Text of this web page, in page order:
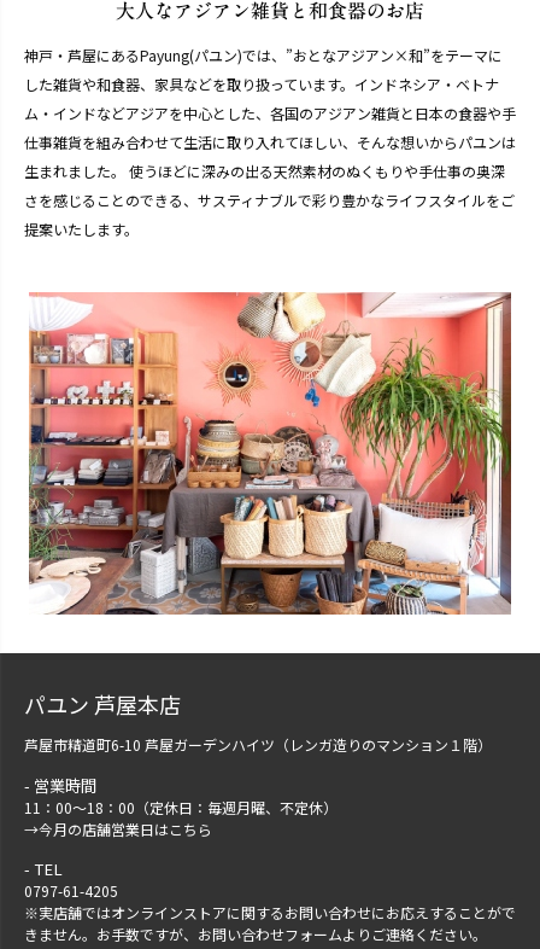
神戸・芦屋にあるPayung(パユン)では、”おとなアジアン×和”をテーマに
した雑貨や和食器、家具などを取り扱っています。インドネシア・ベトナ
ム・インドなどアジアを中心とした、各国のアジアン雑貨と日本の食器や手
仕事雑貨を組み合わせて生活に取り入れてほしい、そんな想いからパユンは
生まれました。 使うほどに深みの出る天然素材のぬくもりや手仕事の奥深
さを感じることのできる、サスティナブルで彩り豊かなライフスタイルをご
提案いたします。
パユン 芦屋本店
芦屋市精道町6-10 芦屋ガーデンハイツ（レンガ造りのマンション１階）
営業時間
11：00～18：00（定休日：毎週月曜、不定休）
→今月の店舗営業日はこちら
TEL
0797-61-4205
※実店舗ではオンラインストアに関するお問い合わせにお応えすることがで
きません。お手数ですが、 お問い合わせフォームよりご連絡ください。